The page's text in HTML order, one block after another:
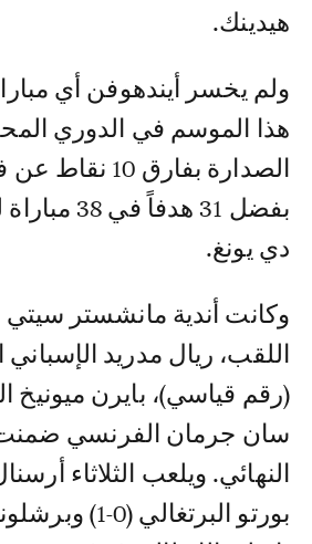
هيدينك.
هذا الموسم في الدوري
الصدارة بفارق
بفضل 31
دي يونغ.
وكانت أندية مانشستر سيتي
(رقم قياسي)، بايرن ميونيخ
سان جرمان الفرنسي ضمنت
النهائي. ويلعب الثلاثاء
بورتو البرتغالي